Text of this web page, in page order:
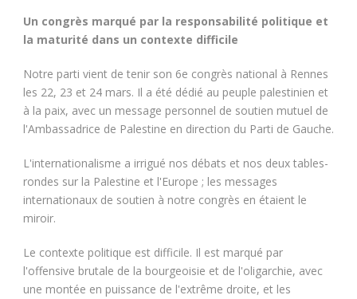
Un congrès marqué par la responsabilité politique et
la maturité dans un contexte difficile
Notre parti vient de tenir son 6e congrès national à Rennes
les 22, 23 et 24 mars. Il a été dédié au peuple palestinien et
à la paix, avec un message personnel de soutien mutuel de
l'Ambassadrice de Palestine en direction du Parti de Gauche.
L'internationalisme a irrigué nos débats et nos deux tables-
rondes sur la Palestine et l'Europe ; les messages
internationaux de soutien à notre congrès en étaient le
miroir.
Le contexte politique est difficile. Il est marqué par
l'offensive brutale de la bourgeoisie et de l'oligarchie, avec
une montée en puissance de l'extrême droite, et les